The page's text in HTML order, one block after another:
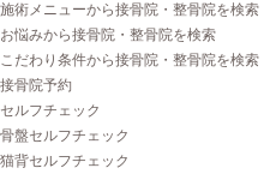
施術メニューから接骨院・整骨院を検索
お悩みから接骨院・整骨院を検索
こだわり条件から接骨院・整骨院を検索
接骨院予約
セルフチェック
骨盤セルフチェック
猫背セルフチェック